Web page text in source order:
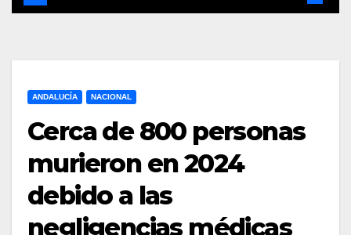
ANDALUCÍA NACIONAL
Cerca de 800 personas
murieron en 2024
debido a las
negligencias médicas